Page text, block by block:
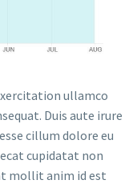
ullamco
Duis aute irure
cillum dolore eu
cupidatat non
mollit anim id est